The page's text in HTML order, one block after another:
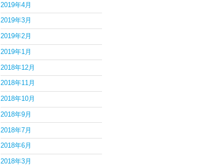
2019年4月
2019年3月
2019年2月
2019年1月
2018年12月
2018年11月
2018年10月
2018年9月
2018年7月
2018年6月
2018年3月